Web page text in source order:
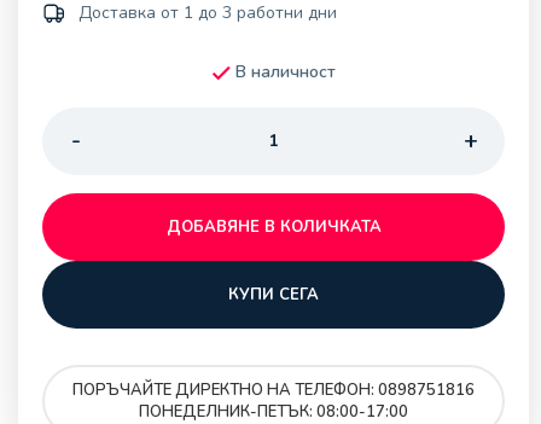
Доставка от 1 до 3 работни дни
В наличност
ДОБАВЯНЕ В КОЛИЧКАТА
КУПИ СЕГА
ПОРЪЧАЙТЕ ДИРЕКТНО НА ТЕЛЕФОН: 0898751816
ПОНЕДЕЛНИК-ПЕТЪК: 08:00-17:00